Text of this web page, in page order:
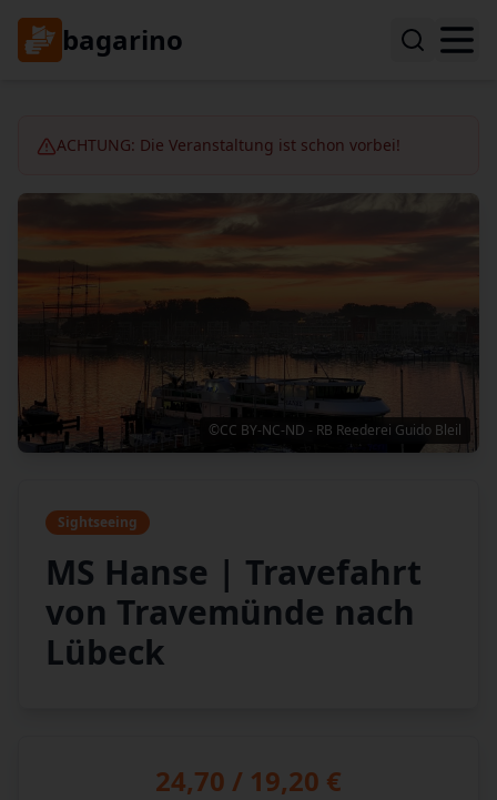
bagarino
ACHTUNG: Die Veranstaltung ist schon vorbei!
©CC BY-NC-ND - RB Reederei Guido Bleil
Sightseeing
MS Hanse | Travefahrt
von Travemünde nach
Lübeck
24,70 / 19,20 €